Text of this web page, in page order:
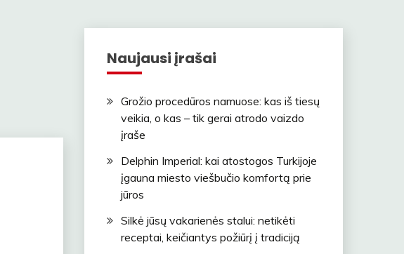
Naujausi įrašai
Grožio procedūros namuose: kas iš tiesų
veikia, o kas – tik gerai atrodo vaizdo
įraše
Delphin Imperial: kai atostogos Turkijoje
įgauna miesto viešbučio komfortą prie
jūros
Silkė jūsų vakarienės stalui: netikėti
receptai, keičiantys požiūrį į tradiciją